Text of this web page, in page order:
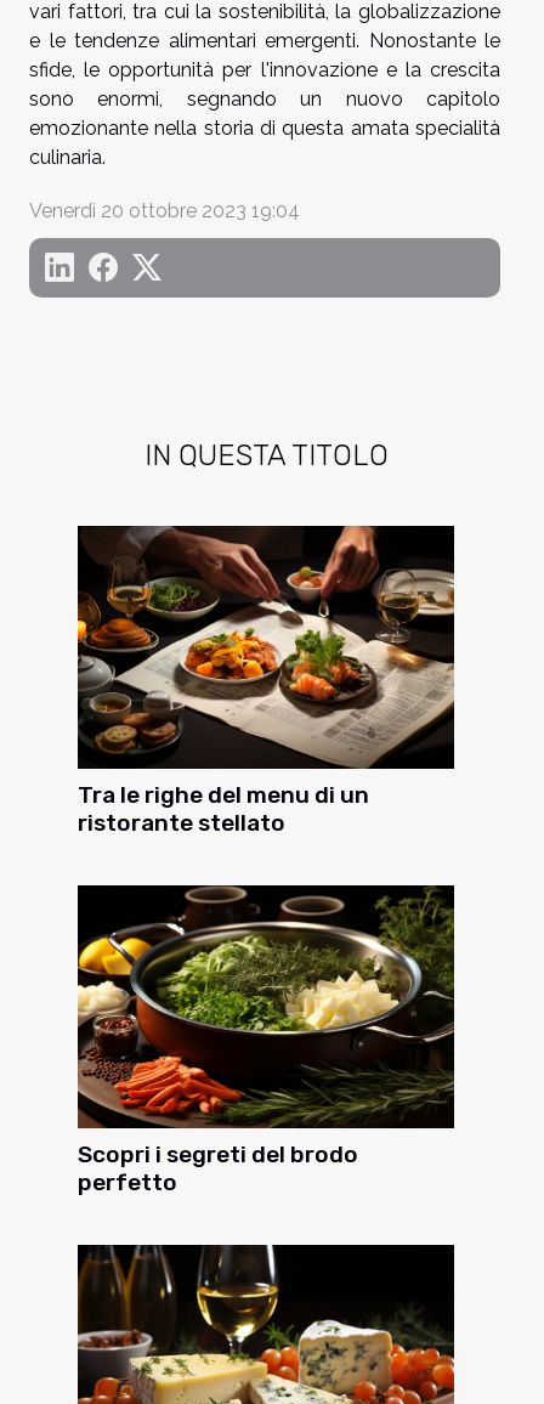
vari fattori, tra cui la sostenibilità, la globalizzazione
e le tendenze alimentari emergenti. Nonostante le
sfide, le opportunità per l'innovazione e la crescita
sono enormi, segnando un nuovo capitolo
emozionante nella storia di questa amata specialità
culinaria.
Venerdì 20 ottobre 2023 19:04
IN QUESTA TITOLO
Tra le righe del menu di un
ristorante stellato
Scopri i segreti del brodo
perfetto